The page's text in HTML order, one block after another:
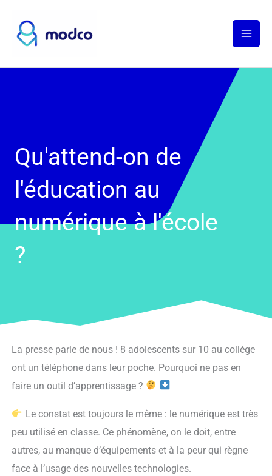
contenu
Qu'attend-on de
l'éducation au
numérique à l'école
?
La presse parle de nous ! 8 adolescents sur 10 au collège
ont un téléphone dans leur poche. Pourquoi ne pas en
faire un outil d’apprentissage ?
Le constat est toujours le même : le numérique est très
peu utilisé en classe. Ce phénomène, on le doit, entre
autres, au manque d’équipements et à la peur qui règne
face à l’usage des nouvelles technologies.